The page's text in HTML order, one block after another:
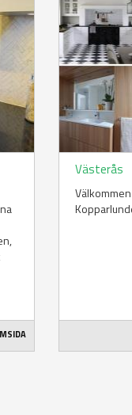
Västerås